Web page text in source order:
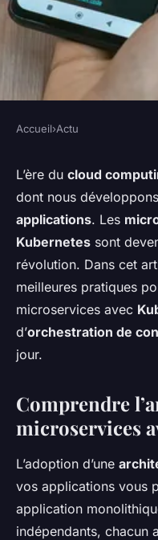
Quelles
pratiques
Kubernetes ?
Gabriel•19 septembre
Accueil›Actu
L’ère du cloud
dont nous
applications. Les
Kubernetes sont
révolution. Dans cet
meilleures pratiques
microservices avec
d’orchestration de
jour.
Comprendre
microservices
L’adoption d’une
vos applications vous
application
indépendants, chacun